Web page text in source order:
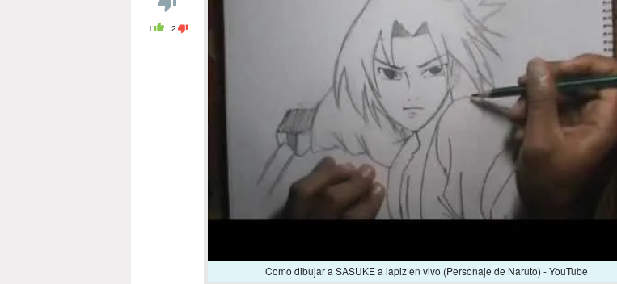
1 2
Como dibujar a SASUKE a lapiz en vivo (Personaje de Naruto) - YouTube